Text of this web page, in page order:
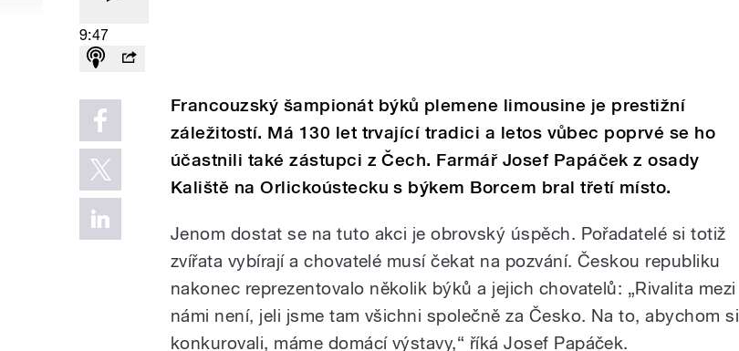
9:47
Francouzský šampionát býků plemene limousine je prestižní
záležitostí. Má 130 let trvající tradici a letos vůbec poprvé se ho
účastnili také zástupci z Čech. Farmář Josef Papáček z osady
Kaliště na Orlickoústecku s býkem Borcem bral třetí místo.
Jenom dostat se na tuto akci je obrovský úspěch. Pořadatelé si totiž
zvířata vybírají a chovatelé musí čekat na pozvání. Českou republiku
nakonec reprezentovalo několik býků a jejich chovatelů: „Rivalita mezi
námi není, jeli jsme tam všichni společně za Česko. Na to, abychom si
konkurovali, máme domácí výstavy,“ říká Josef Papáček.